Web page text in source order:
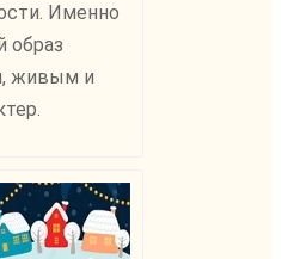
Именно
образ
живым и